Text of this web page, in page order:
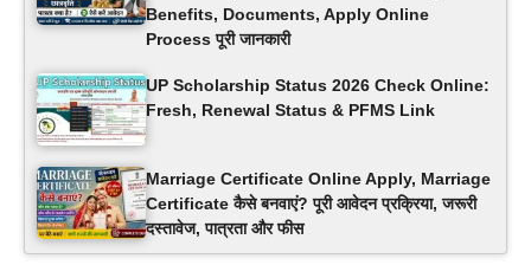
Benefits, Documents, Apply Online
Process पूरी जानकारी
UP Scholarship Status 2026 Check Online:
Fresh, Renewal Status & PFMS Link
Marriage Certificate Online Apply, Marriage
Certificate कैसे बनवाएं? पूरी आवेदन प्रक्रिया, जरूरी
दस्तावेज, पात्रता और फीस